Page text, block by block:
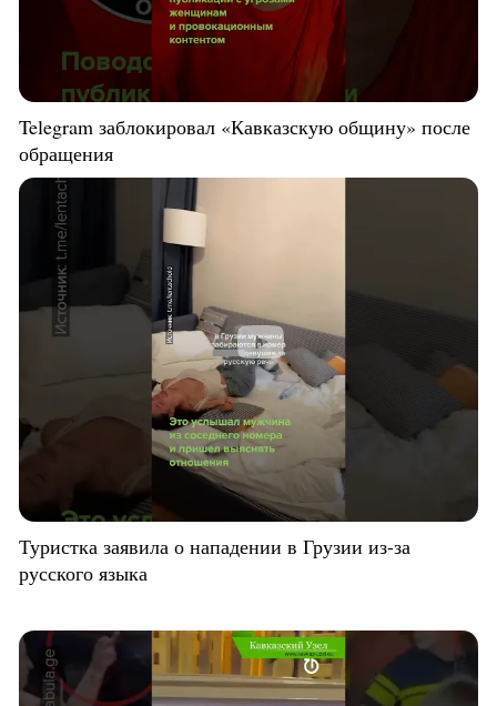
Telegram заблокировал «Кавказскую общину» после
обращения
Туристка заявила о нападении в Грузии из-за
русского языка